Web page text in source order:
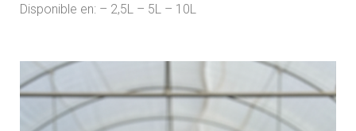
Disponible en: – 2,5L – 5L – 10L